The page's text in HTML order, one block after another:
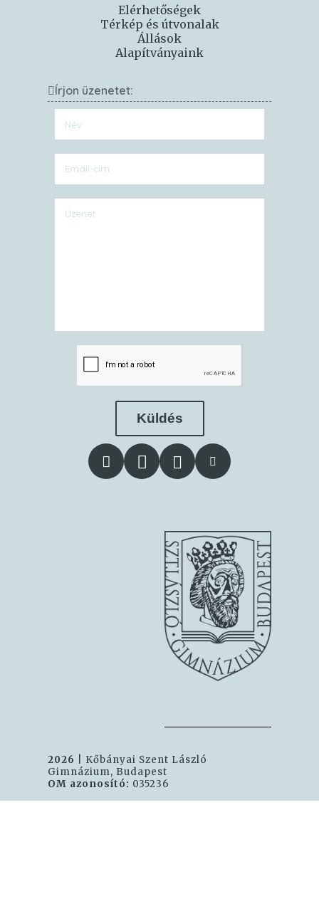
Elérhetőségek
Térkép és útvonalak
Állások
Alapítványaink
Írjon üzenetet:
Küldés
2026
| Kőbányai Szent László
Gimnázium, Budapest
OM azonosító: 035236